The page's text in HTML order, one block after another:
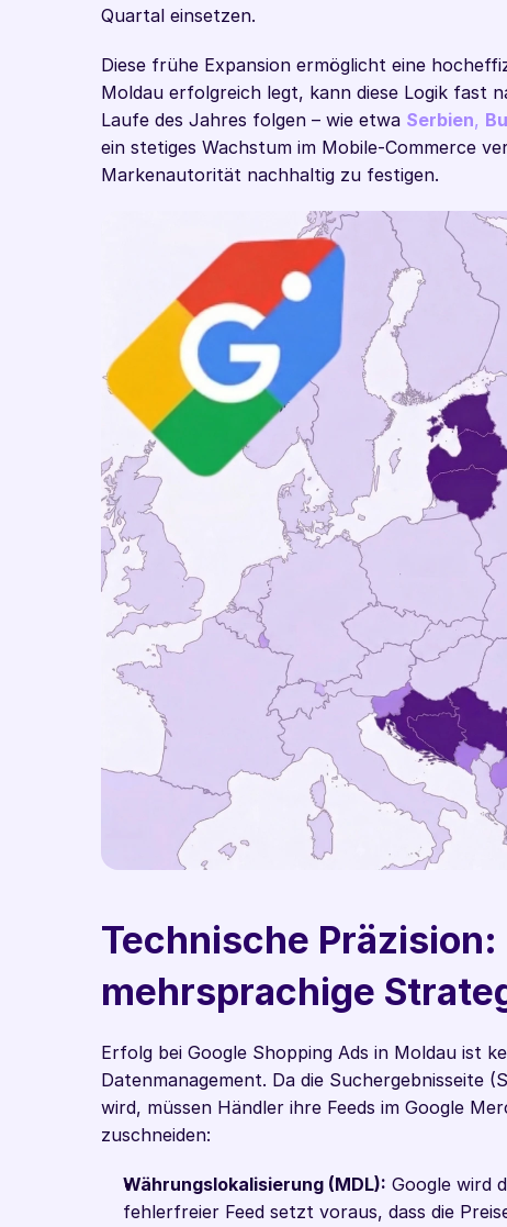
Quartal einsetzen.
Diese frühe Expansion ermöglicht eine
Moldau erfolgreich legt, kann diese Logik fast
Laufe des Jahres folgen – wie etwa Serbien,
ein stetiges Wachstum im Mobile-Commerce
Markenautorität nachhaltig zu festigen.
Technische
mehrsprachige
Erfolg bei Google Shopping Ads in Moldau ist
Datenmanagement. Da die Suchergebnisseite
wird, müssen Händler ihre Feeds im Google
zuschneiden:
Währungslokalisierung (MDL): Google wird
fehlerfreier Feed setzt voraus, dass die